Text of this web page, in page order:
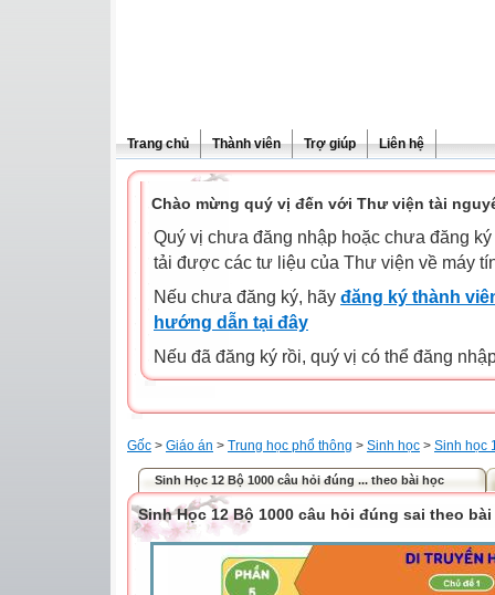
Trang chủ Thành viên Trợ giúp Liên hệ
Chào mừng quý vị đến với Thư viện tài
Quý vị chưa đăng nhập hoặc chưa đăng
tải được các tư liệu của Thư viện về máy
Nếu chưa đăng ký, hãy đăng ký thành
hướng dẫn tại đây
Nếu đã đăng ký rồi, quý vị có thể đăng
Gốc > Giáo án > Trung học phổ thông > Sinh học > Sinh học
Sinh Học 12 Bộ 1000 câu hỏi đúng ... theo bài học
Sinh Học 12 Bộ 1000 câu hỏi đúng sai theo